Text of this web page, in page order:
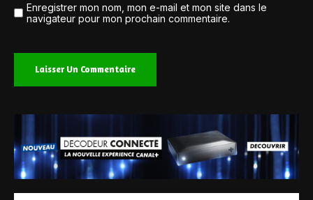
Enregistrer mon nom, mon e-mail et mon site dans le
navigateur pour mon prochain commentaire.